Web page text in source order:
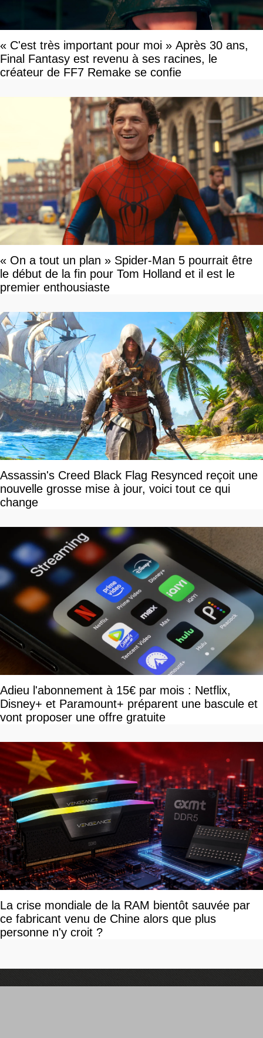
« C'est très important pour moi » Après 30 ans,
Final Fantasy est revenu à ses racines, le
créateur de FF7 Remake se confie
« On a tout un plan » Spider-Man 5 pourrait être
le début de la fin pour Tom Holland et il est le
premier enthousiaste
Assassin's Creed Black Flag Resynced reçoit une
nouvelle grosse mise à jour, voici tout ce qui
change
Adieu l'abonnement à 15€ par mois : Netflix,
Disney+ et Paramount+ préparent une bascule et
vont proposer une offre gratuite
La crise mondiale de la RAM bientôt sauvée par
ce fabricant venu de Chine alors que plus
personne n'y croit ?